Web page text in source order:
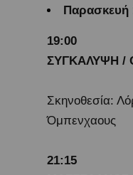
Παρασκευή
19:00
ΣΥΓΚΑΛΥΨΗ /
Σκηνοθεσία:
Όμπενχαους
21:15